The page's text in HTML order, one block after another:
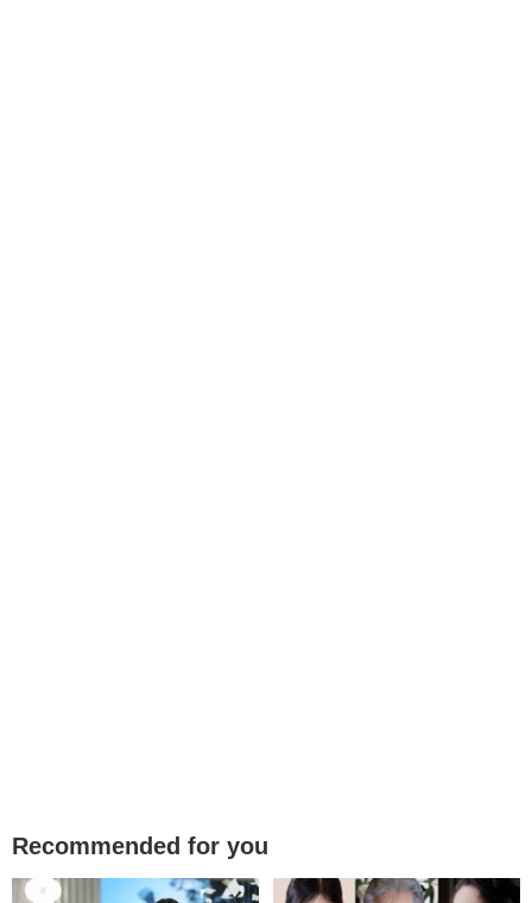
Recommended for you